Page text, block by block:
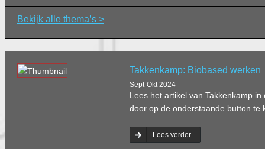
Bekijk alle thema’s >
Takkenkamp: Biobased werken
Sept-Okt 2024
Lees het artikel van Takkenkamp
door op de onderstaande button te
Lees verder